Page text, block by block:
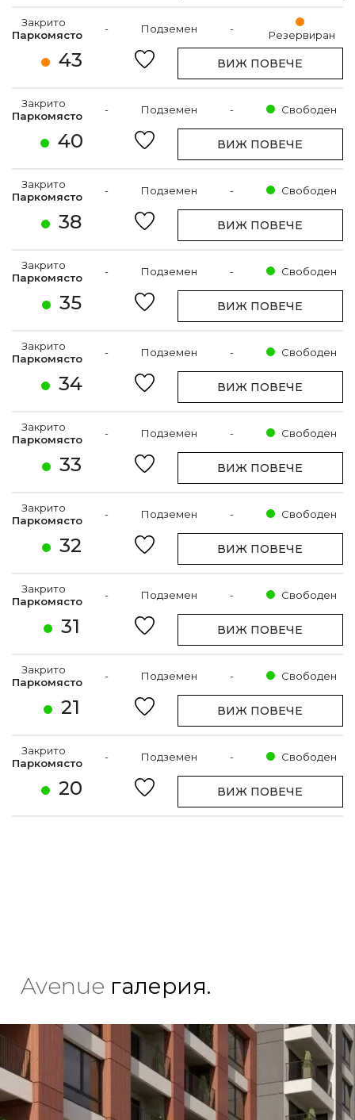
43
Закрито
Паркомясто
- Подземен - Резервиран
ВИЖ ПОВЕЧЕ
40
Закрито
Паркомясто
- Подземен - Свободен
ВИЖ ПОВЕЧЕ
38
Закрито
Паркомясто
- Подземен - Свободен
ВИЖ ПОВЕЧЕ
35
Закрито
Паркомясто
- Подземен - Свободен
ВИЖ ПОВЕЧЕ
34
Закрито
Паркомясто
- Подземен - Свободен
ВИЖ ПОВЕЧЕ
33
Закрито
Паркомясто
- Подземен - Свободен
ВИЖ ПОВЕЧЕ
32
Закрито
Паркомясто
- Подземен - Свободен
ВИЖ ПОВЕЧЕ
31
Закрито
Паркомясто
- Подземен - Свободен
ВИЖ ПОВЕЧЕ
21
Закрито
Паркомясто
- Подземен - Свободен
ВИЖ ПОВЕЧЕ
20
Закрито
Паркомясто
- Подземен - Свободен
ВИЖ ПОВЕЧЕ
Avenue галерия.